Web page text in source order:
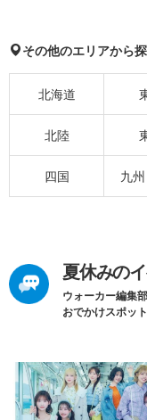
その他のエリアから
北海道
北陸
四国 九
夏休みの
ウォーカー編集
おでかけスポット